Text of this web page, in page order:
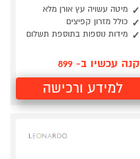
מיטה עשויה עץ אורן מלא
כולל מזרון קפיצים
מידות נוספות בתוספת תשלום
קנה עכשיו ב- 899
למידע ורכישה